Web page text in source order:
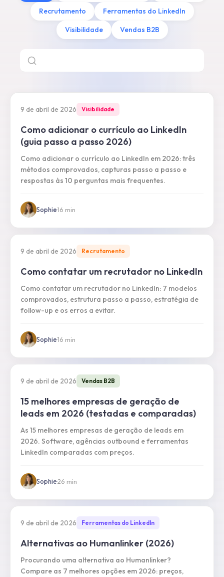
Recrutamento Ferramentas do LinkedIn
Visibilidade Vendas B2B
9 de abril de 2026 Visibilidade
Como adicionar o currículo ao LinkedIn
(guia passo a passo 2026)
Como adicionar o currículo ao LinkedIn em 2026: três
métodos comprovados, capturas passo a passo e
respostas às 10 perguntas mais frequentes.
Sophie·16 min
9 de abril de 2026 Recrutamento
Como contatar um recrutador no LinkedIn
Como contatar um recrutador no LinkedIn: 7 modelos
comprovados, estrutura passo a passo, estratégia de
follow-up e os erros a evitar.
Sophie·16 min
9 de abril de 2026 Vendas B2B
15 melhores empresas de geração de
leads em 2026 (testadas e comparadas)
As 15 melhores empresas de geração de leads em
2026. Software, agências outbound e ferramentas
LinkedIn comparadas com preços.
Sophie·26 min
9 de abril de 2026 Ferramentas do LinkedIn
Alternativas ao Humanlinker (2026)
Procurando uma alternativa ao Humanlinker?
Compare as 7 melhores opções em 2026: preços,